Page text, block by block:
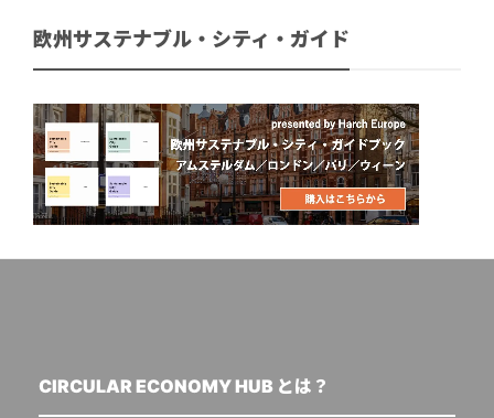
欧州サステナブル・シティ・ガイド
CIRCULAR ECONOMY HUB とは？